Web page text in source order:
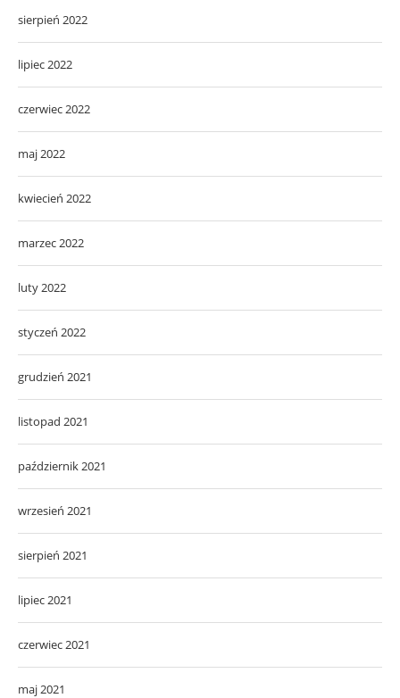
sierpień 2022
lipiec 2022
czerwiec 2022
maj 2022
kwiecień 2022
marzec 2022
luty 2022
styczeń 2022
grudzień 2021
listopad 2021
październik 2021
wrzesień 2021
sierpień 2021
lipiec 2021
czerwiec 2021
maj 2021